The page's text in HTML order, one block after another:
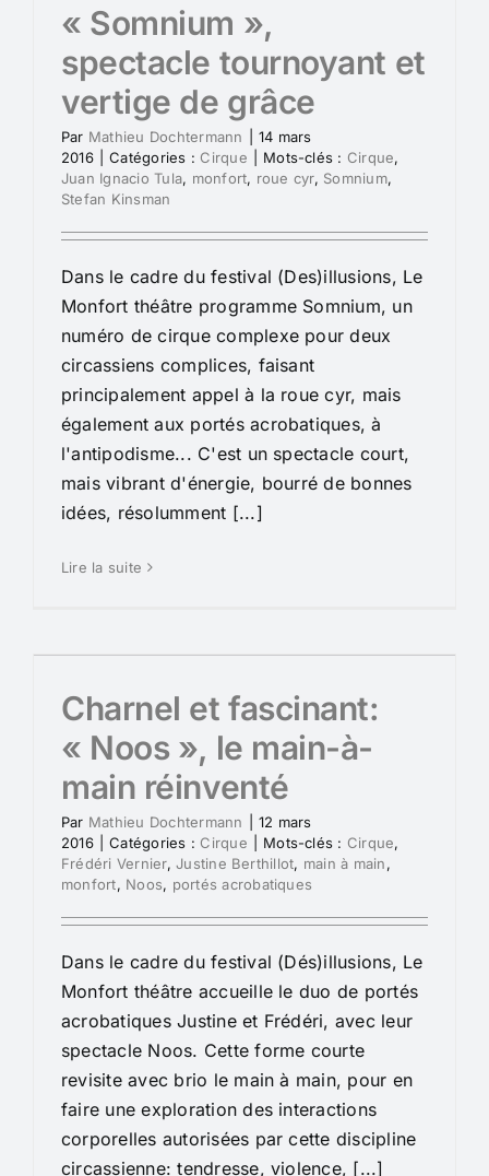
« Somnium »,
spectacle tournoyant et
vertige de grâce
Par Mathieu Dochtermann
14 mars
2016
Catégories : Cirque Mots-clés : Cirque,
Juan Ignacio Tula, monfort, roue cyr, Somnium,
Stefan Kinsman
Dans le cadre du festival (Des)illusions, Le
Monfort théâtre programme Somnium, un
numéro de cirque complexe pour deux
circassiens complices, faisant
principalement appel à la roue cyr, mais
également aux portés acrobatiques, à
l'antipodisme... C'est un spectacle court,
mais vibrant d'énergie, bourré de bonnes
idées, résolumment [...]
Lire la suite
Charnel et fascinant:
« Noos », le main-à-
main réinventé
Par Mathieu Dochtermann
12 mars
2016
Catégories : Cirque Mots-clés : Cirque,
Frédéri Vernier,Justine Berthillot, main à main,
monfort, Noos, portés acrobatiques
Dans le cadre du festival (Dés)illusions, Le
Monfort théâtre accueille le duo de portés
acrobatiques Justine et Frédéri, avec leur
spectacle Noos. Cette forme courte
revisite avec brio le main à main, pour en
faire une exploration des interactions
corporelles autorisées par cette discipline
circassienne: tendresse, violence, [...]